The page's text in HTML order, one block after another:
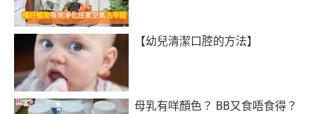
【幼兒清潔口腔的方法】
母乳有咩顏色？ BB又食唔食得？